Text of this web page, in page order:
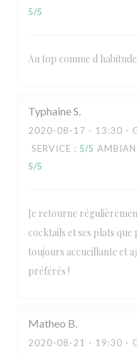
5/5
Au top comme d
TyphaineS
2020-08-17 - 13:30 -
SERVICE : 5/5
5/5
Je retourne
cocktails et ses plats
toujours accueillante et
préférés !
Matheo B
2020-08-21 - 19:30 -